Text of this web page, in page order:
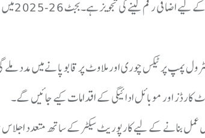
اسلام آباد:وفاقی حکومت کے
ہے، اس سے پیٹرول پمپ پر ٹیکس چوری اور ملاوٹ پر قابو پانے میں مدد
کارڈز اور موبائل ادائیگی کے اقدامات کیے جائیں گے۔
لے سکیں گے، اس تجویز کو قابل عمل بنانے کے لیے کارپوریٹ سیکٹر کے ساتھ متعدد